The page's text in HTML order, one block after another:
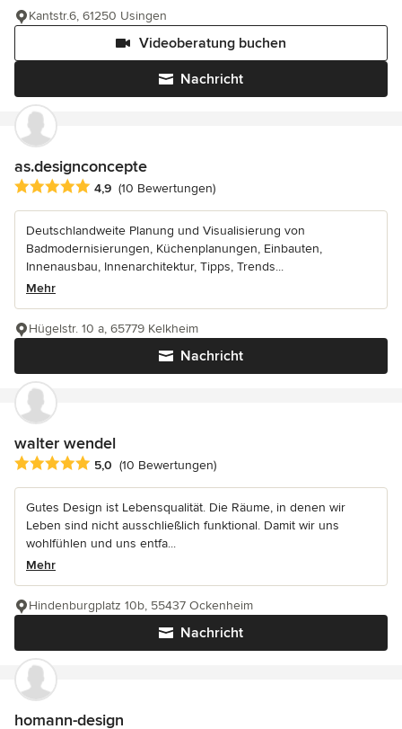
Nachricht
Videoberatung buchen
Kantstr.6, 61250 Usingen
as.designconcepte
Durchschnittliche Bewertung: 4.9 von 5 Sternen
4,9 (10 Bewertungen)
Deutschlandweite Planung und Visualisierung von
Badmodernisierungen, Küchenplanungen, Einbauten,
Innenausbau, Innenarchitektur, Tipps, Trends...
Mehr
Nachricht
Hügelstr. 10 a, 65779 Kelkheim
walter wendel
Durchschnittliche Bewertung: 5 von 5 Sternen
5,0 (10 Bewertungen)
Gutes Design ist Lebensqualität. Die Räume, in denen wir
Leben sind nicht ausschließlich funktional. Damit wir uns
wohlfühlen und uns entfa...
Mehr
Nachricht
Hindenburgplatz 10b, 55437 Ockenheim
homann-design